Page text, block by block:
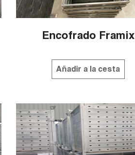
Encofrado Framix
Añadir a la cesta